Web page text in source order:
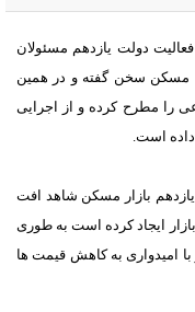
فعالیت دولت یازدهم مسئولان
مسکن سخن گفته و در همین
را مطرح کرده و از اجرایی
است.
بازار مسکن شاهد افت
ایجاد کرده است به طوری
امیدواری به کاهش قیمت ها